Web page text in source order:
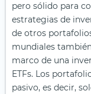
pero sólido para
estrategias de
de otros
mundiales
marco de una
ETFs. Los
pasivo, es decir,